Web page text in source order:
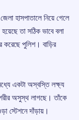
হাসপাতালে নিয়ে গেলে
তা সঠিক ভাবে বলা
পুলিশ। বাড়ির
একটা অস্বস্তি লক্ষ্য
শরীর অসুস্থ লাগছে। তাঁকে
স্টেশনে দাঁড়ায়।